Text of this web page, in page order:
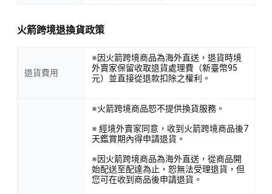
火箭跨境退換貨政策
退貨費用
※因火箭跨境商品為海外直送，退貨時境
外賣家保留收取退貨處理費（新臺幣95
元）並直接從退款扣除之權利。
※火箭跨境商品恕不提供換貨服務。
※ 經境外賣家同意，收到火箭跨境商品後7
天鑑賞期內得申請退貨。
※因火箭跨境商品為海外直送，從商品開
始配送至配達為止，恕無法受理退貨，但
您可在收到商品後申請退貨。